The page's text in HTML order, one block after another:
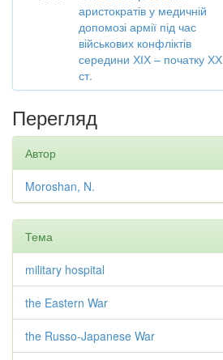
аристократів у медичній
допомозі армії під час
військових конфліктів
середини ХІХ – початку ХХ
ст.
Перегляд
Автор
Moroshan, N.
Тема
military hospital
the Eastern War
the Russo-Japanese War